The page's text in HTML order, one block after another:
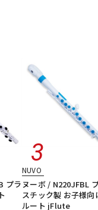
プラ
NUVO
ヌーボ / N220JFBL
スチック製 お子様向
ルート jFlute